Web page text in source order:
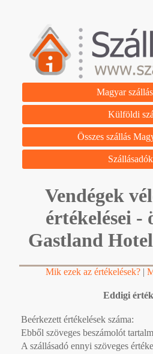
Magyar
Külföldi
Összes szállás
Vendégek
értékelései -
Gastland
Mik ezek az értékelések? |
Eddigi
Beérkezett értékelések száma:
Ebből szöveges beszámolót
A szállásadó ennyi szöveges